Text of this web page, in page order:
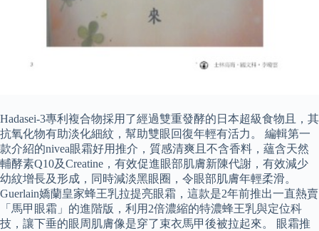
Hadasei-3專利複合物採用了經過雙重發酵的日本超級食物且，其
抗氧化物有助淡化細紋，幫助雙眼回復年輕有活力。 編輯第一
款介紹的nivea眼霜好用推介，質感清爽且不含香料，蘊含天然
輔酵素Q10及Creatine，有效促進眼部肌膚新陳代謝，有效減少
幼紋增長及形成，同時減淡黑眼圈，令眼部肌膚年輕柔滑。
Guerlain嬌蘭皇家蜂王乳拉提亮眼霜，這款是2年前推出一直熱賣
「馬甲眼霜」的進階版，利用2倍濃縮的特濃蜂王乳與定位科
技，讓下垂的眼周肌膚像是穿了束衣馬甲後被拉起來。 眼霜推